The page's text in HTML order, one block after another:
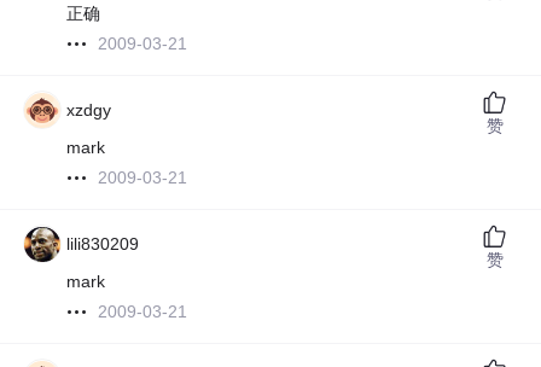
正确
2009-03-21
xzdgy
mark
2009-03-21
赞
lili830209
mark
2009-03-21
赞